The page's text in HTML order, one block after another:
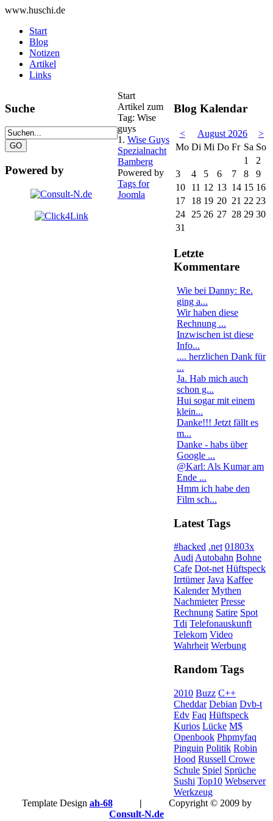
www.huschi.de
Start
Blog
Notizen
Artikel
Links
Suche
Powered by
Start
Artikel zum
Tag: Wise
guys
1. Wise Guys
Spezialnacht
Bamberg
Powered by
Tags for
Joomla
Blog Kalendar
< August 2026
>
Mo Di Mi Do Fr Sa So
1
2
3
4 5 6 7 8
9
10
11 12 13 14 15 16
17
18 19 20 21 22 23
24 25 26 27 28 29 30
31
Letzte
Kommentare
Wie bei Danny: Re.
ging a...
Wir haben diese
Rechnung ...
Inzwischen ist diese
Info...
.... herzlichen Dank für
...
Ja. Hab mich auch
schon g...
Hui sogar mit einem
klein...
Danke!!! Jetzt fällt es
m...
Danke - habs über
Google ...
@Karl: Als Kumar am
Ende ...
Hmm ich habe den
Film sch...
Latest Tags
#hacked .net 01803x
Audi Autobahn Bohne
Cafe Dot-net Hüftspeck
Irrtümer Java Kaffee
Kalender Mythen
Nachmieter Presse
Rechnung Satire Spot
Tdi Telefonauskunft
Telekom Video
Wahrheit Werbung
Random Tags
2010 Buzz C++
Cheddar Debian Dvb-t
Edv Faq Hüftspeck
Kurios Lücke M$
Openbook Phpmyfaq
Pinguin Politik Robin
Hood Russell Crowe
Schule Spiel Sprüche
Sushi Top10 Webserver
Werkzeug
Template Design ah-68 | Copyright © 2009 by
Consult-N.de